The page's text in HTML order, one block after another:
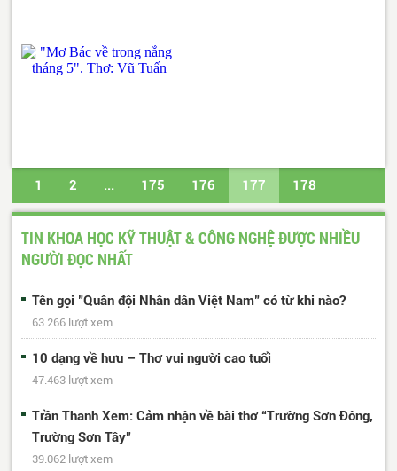
1 2 ... 175 176 177 178
179 ... 487 488 Trang cuối
TIN KHOA HỌC KỸ THUẬT & CÔNG NGHỆ ĐƯỢC NHIỀU
NGƯỜI ĐỌC NHẤT
Tên gọi "Quân đội Nhân dân Việt Nam" có từ khi nào?
63.266 lượt xem
10 dạng về hưu – Thơ vui người cao tuổi
47.463 lượt xem
Trần Thanh Xem: Cảm nhận về bài thơ “Trường Sơn Đông,
Trường Sơn Tây”
39.062 lượt xem